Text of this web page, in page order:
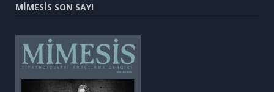
MİMESİS SON SAYI